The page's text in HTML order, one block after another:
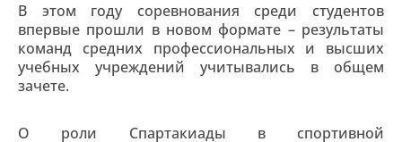
В этом году соревнования среди студентов
впервые прошли в новом формате – результаты
команд средних профессиональных и высших
учебных учреждений учитывались в общем
зачете.
О роли Спартакиады в спортивной